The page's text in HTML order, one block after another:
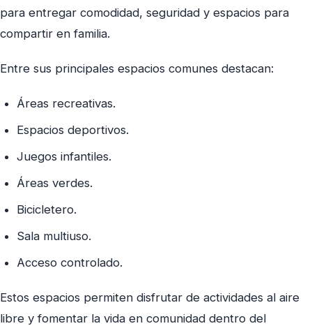
para entregar comodidad, seguridad y espacios para
compartir en familia.
Entre sus principales espacios comunes destacan:
Áreas recreativas.
Espacios deportivos.
Juegos infantiles.
Áreas verdes.
Bicicletero.
Sala multiuso.
Acceso controlado.
Estos espacios permiten disfrutar de actividades al aire
libre y fomentar la vida en comunidad dentro del